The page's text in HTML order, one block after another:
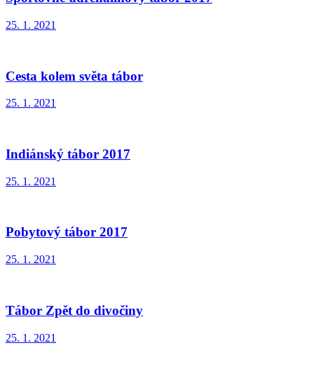
25. 1. 2021
Cesta kolem světa tábor
25. 1. 2021
Indiánský tábor 2017
25. 1. 2021
Pobytový tábor 2017
25. 1. 2021
Tábor Zpět do divočiny
25. 1. 2021